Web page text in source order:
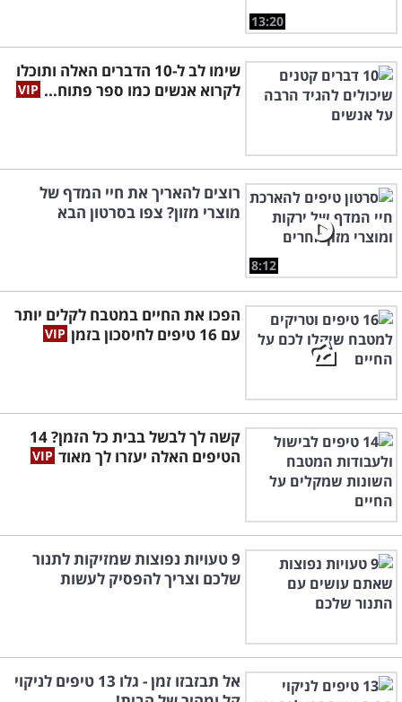
13:20
שימו לב ל-10 הדברים האלה ותוכלו
לקרוא אנשים כמו ספר פתוח...
8:12
רוצים להאריך את חיי המדף של
מוצרי מזון? צפו בסרטון הבא
הפכו את החיים במטבח לקלים יותר
עם 16 טיפים לחיסכון בזמן
קשה לך לבשל בבית כל הזמן? 14
הטיפים האלה יעזרו לך מאוד
9 טעויות נפוצות שמזיקות לתנור
שלכם וצריך להפסיק לעשות
אל תבזבזו זמן - גלו 13 טיפים לניקוי